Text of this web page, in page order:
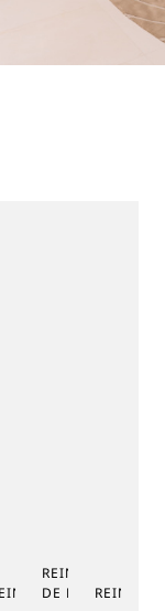
8925
NAPLES 8918
DE NAPLES 8938
REINE DE
DE LUNE 8908
REINE